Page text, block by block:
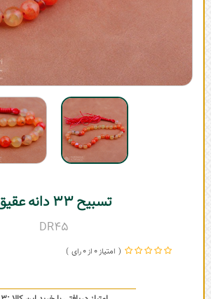
تسبیح 33 دانه عقیق
DR45
0
0